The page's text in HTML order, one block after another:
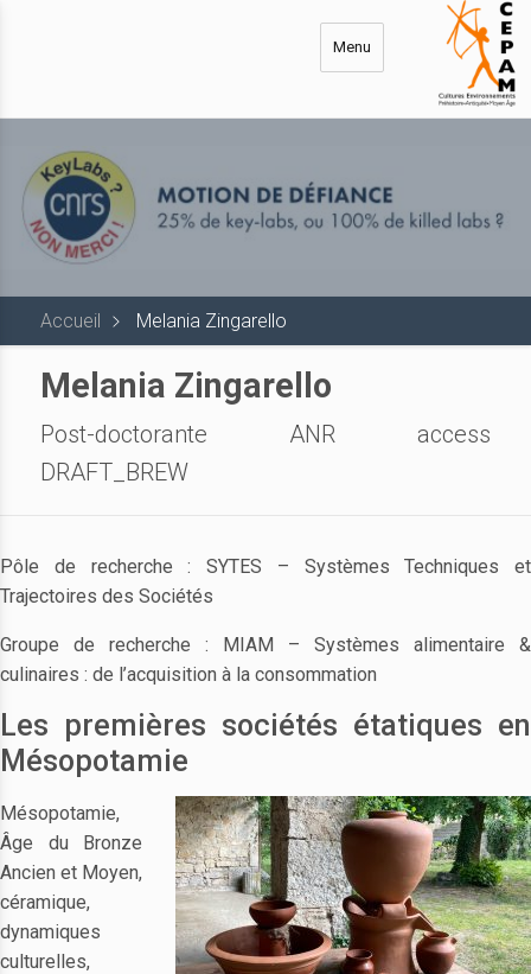
Menu
Accueil Melania Zingarello
Melania Zingarello
Post-doctorante ANR access
DRAFT_BREW
Pôle de recherche : SYTES – Systèmes Techniques et
Trajectoires des Sociétés
Groupe de recherche : MIAM – Systèmes alimentaire &
culinaires : de l’acquisition à la consommation
Les premières sociétés étatiques en
Mésopotamie
Mésopotamie,
Âge du Bronze
Ancien et Moyen,
céramique,
dynamiques
culturelles,